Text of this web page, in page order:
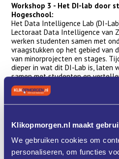
Klikopmorgen.nl maakt
We gebruiken cookies om
personaliseren, om functies
Workshop 3 - Het DI-lab door
Hogeschool:
Het Data Intelligence Lab (DI-
Lectoraat Data Intelligence van
werken studenten samen met
vraagstukken op het gebied van
van minorprojecten en stages.
dieper in wat dit DI-Lab is, laten
samen met studenten en
mogelijkheden om zelf als
projecten te doen.
Matthijs Kleinlooh:
uitvoering” helpt je om stap
ontwikkelen die perfect passen